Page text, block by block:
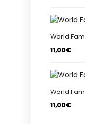
World
11,00€
World
11,00€